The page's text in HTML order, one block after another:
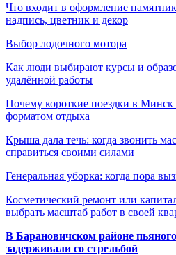
Что входит в оформление
надпись, цветник и декор
Выбор лодочного мотора
Как люди выбирают курсы и
удалённой работы
Почему короткие поездки в Минск
форматом отдыха
Крыша дала течь: когда звонить
справиться своими силами
Генеральная уборка: когда пора
Косметический ремонт или
выбрать масштаб работ в своей
В Барановичском районе
задерживали со стрельбой